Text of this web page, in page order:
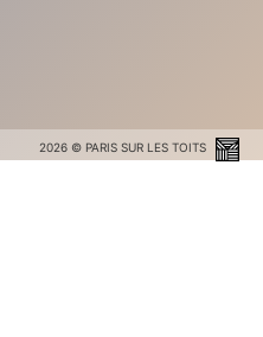
2026 © PARIS SUR LES TOITS